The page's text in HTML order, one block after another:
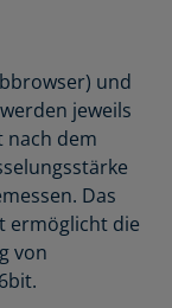
und
jeweils
nach dem
Das
ermöglicht die
von